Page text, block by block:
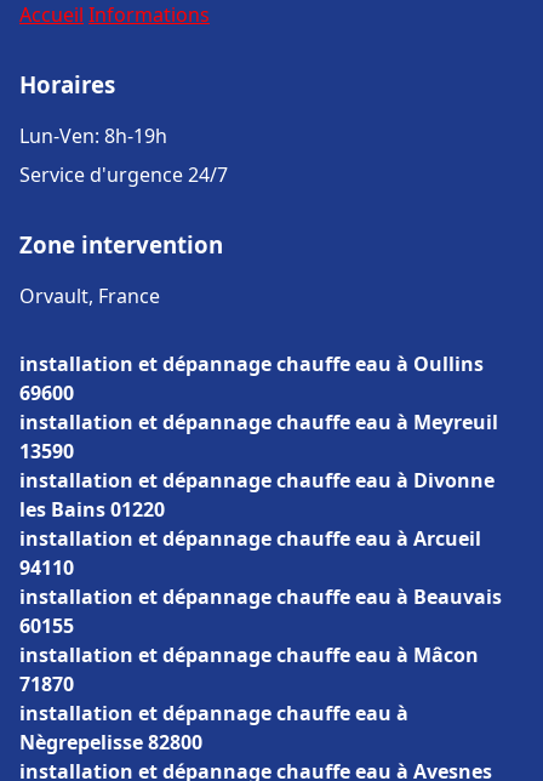
Accueil Informations
Horaires
Lun-Ven: 8h-19h
Service d'urgence 24/7
Zone intervention
Orvault, France
installation et dépannage chauffe eau à Oullins
69600
installation et dépannage chauffe eau à Meyreuil
13590
installation et dépannage chauffe eau à Divonne
les Bains 01220
installation et dépannage chauffe eau à Arcueil
94110
installation et dépannage chauffe eau à Beauvais
60155
installation et dépannage chauffe eau à Mâcon
71870
installation et dépannage chauffe eau à
Nègrepelisse 82800
installation et dépannage chauffe eau à Avesnes